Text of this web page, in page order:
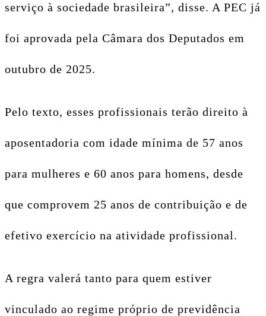
serviço à sociedade brasileira”, disse. A PEC já
foi aprovada pela Câmara dos Deputados em
outubro de 2025.
Pelo texto, esses profissionais terão direito à
aposentadoria com idade mínima de 57 anos
para mulheres e 60 anos para homens, desde
que comprovem 25 anos de contribuição e de
efetivo exercício na atividade profissional.
A regra valerá tanto para quem estiver
vinculado ao regime próprio de previdência